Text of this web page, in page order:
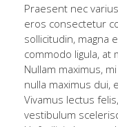
Praesent nec
eros consectetur
sollicitudin, magna
commodo ligula, at
Nullam maximus,
nulla maximus dui,
Vivamus lectus
vestibulum